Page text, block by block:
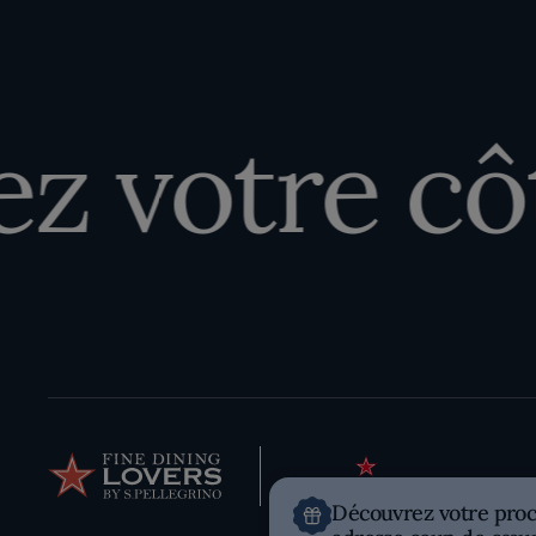
votre
Découvrez votre